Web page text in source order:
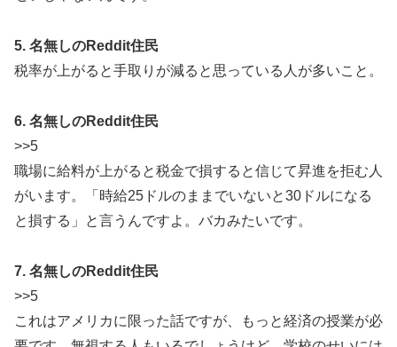
5. 名無しのReddit住民
税率が上がると手取りが減ると思っている人が多いこと。
6. 名無しのReddit住民
>>5
職場に給料が上がると税金で損すると信じて昇進を拒む人
がいます。「時給25ドルのままでいないと30ドルになる
と損する」と言うんですよ。バカみたいです。
7. 名無しのReddit住民
>>5
これはアメリカに限った話ですが、もっと経済の授業が必